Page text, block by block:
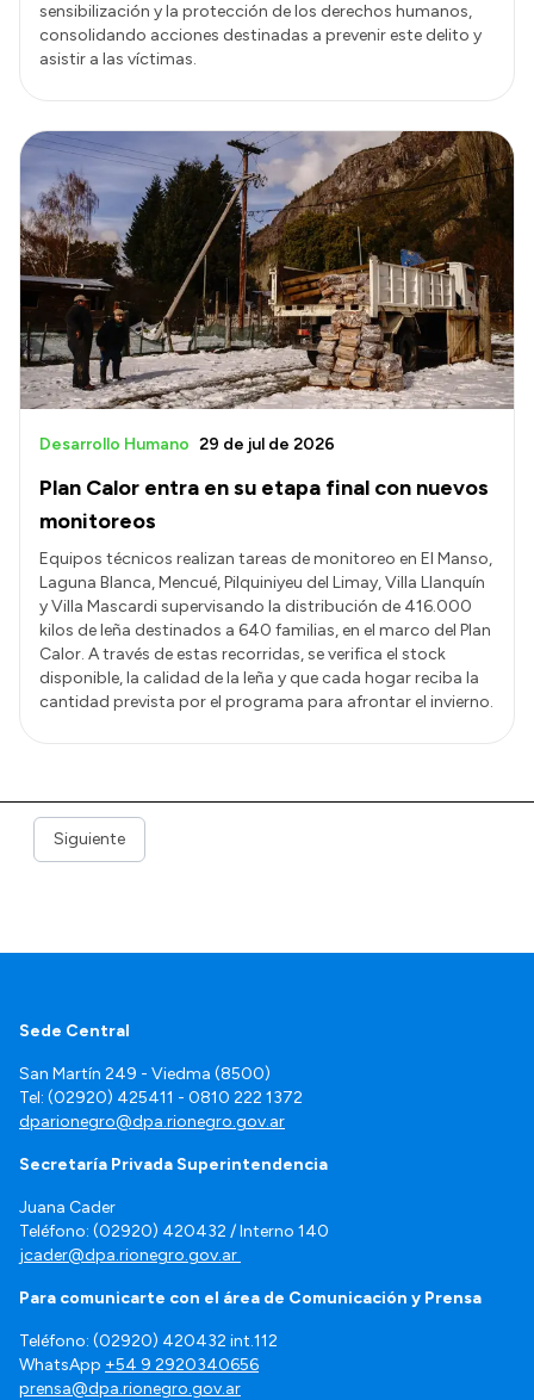
sensibilización y la protección de los derechos humanos,
consolidando acciones destinadas a prevenir este delito y
asistir a las víctimas.
Plan Calor entra en su etapa final con nuevos
monitoreos
Desarrollo Humano 29 de jul de 2026
Equipos técnicos realizan tareas de monitoreo en El Manso,
Laguna Blanca, Mencué, Pilquiniyeu del Limay, Villa Llanquín
y Villa Mascardi supervisando la distribución de 416.000
kilos de leña destinados a 640 familias, en el marco del Plan
Calor. A través de estas recorridas, se verifica el stock
disponible, la calidad de la leña y que cada hogar reciba la
cantidad prevista por el programa para afrontar el invierno.
Siguiente
Sede Central
San Martín 249 - Viedma (8500)
Tel: (02920) 425411 - 0810 222 1372
dparionegro@dpa.rionegro.gov.ar
Secretaría Privada Superintendencia
Juana Cader
Teléfono: (02920) 420432 / Interno 140
jcader@dpa.rionegro.gov.ar
Para comunicarte con el área de Comunicación y Prensa
Teléfono: (02920) 420432 int.112
WhatsApp +54 9 2920340656
prensa@dpa.rionegro.gov.ar